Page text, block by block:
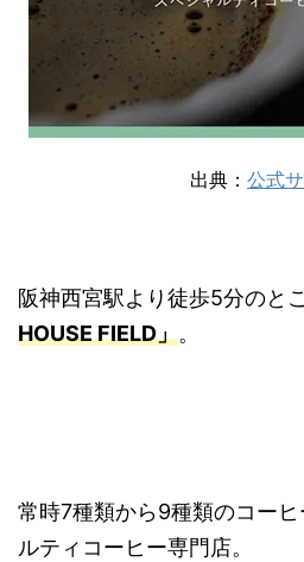
出典： 公式
阪神西宮駅より徒歩5分のと
HOUSE FIELD」。
常時7種類から9種類のコー
ルティコーヒー専門店。